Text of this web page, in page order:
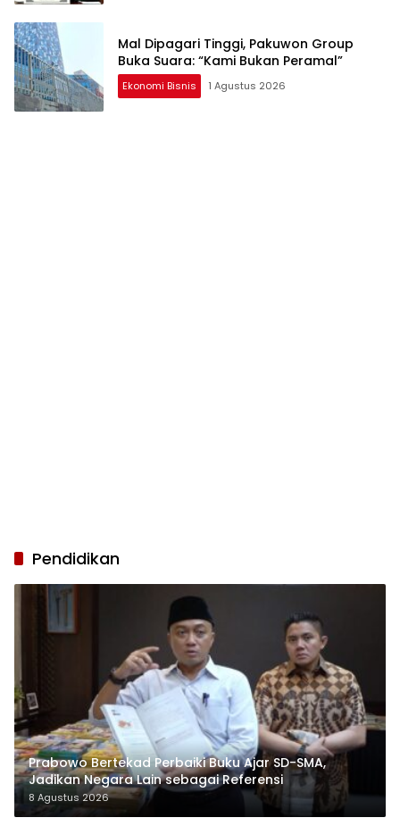
Mal Dipagari Tinggi, Pakuwon Group
Buka Suara: “Kami Bukan Peramal”
Ekonomi Bisnis 1 Agustus 2026
Pendidikan
Prabowo Bertekad Perbaiki Buku Ajar SD-SMA,
Jadikan Negara Lain sebagai Referensi
8 Agustus 2026